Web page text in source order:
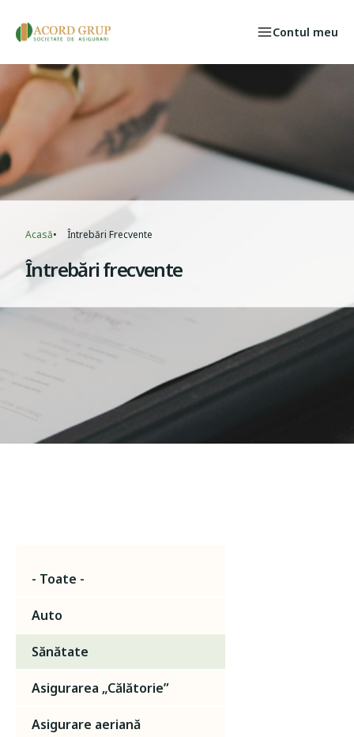
CAZ ASIGURAT Select your language
Persoane fizice
Contul meu
Breadcrumb
Acasă Întrebări Frecvente
Întrebări frecvente
- Toate -
Auto
Sănătate
Asigurarea „Călătorie”
Asigurare aeriană